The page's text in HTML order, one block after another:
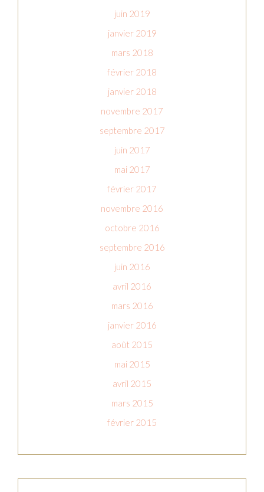
juin 2019
janvier 2019
mars 2018
février 2018
janvier 2018
novembre 2017
septembre 2017
juin 2017
mai 2017
février 2017
novembre 2016
octobre 2016
septembre 2016
juin 2016
avril 2016
mars 2016
janvier 2016
août 2015
mai 2015
avril 2015
mars 2015
février 2015